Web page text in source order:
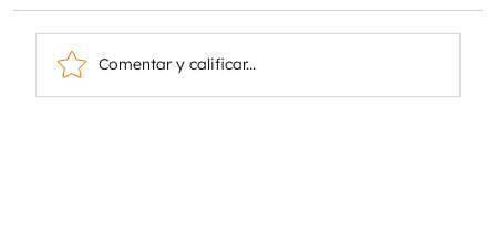
Comentar y calificar...